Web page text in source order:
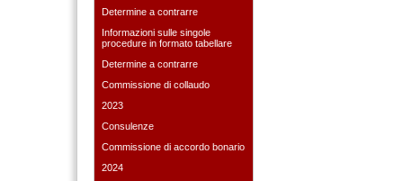
Determine a contrarre
Informazioni sulle singole
procedure in formato tabellare
Determine a contrarre
Commissione di collaudo
2023
Consulenze
Commissione di accordo bonario
2024